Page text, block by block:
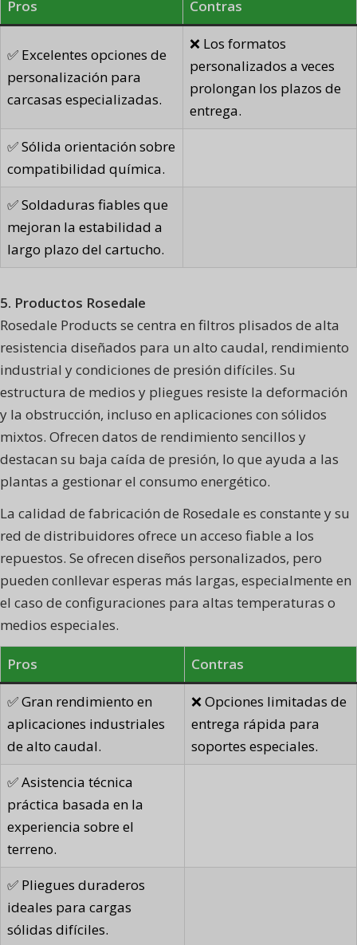
Pros Contras
✅ Excelentes opciones de
personalización para
carcasas especializadas.
❌ Los formatos
personalizados a veces
prolongan los plazos de
entrega.
✅ Sólida orientación sobre
compatibilidad química.
✅ Soldaduras fiables que
mejoran la estabilidad a
largo plazo del cartucho.
5. Productos Rosedale
Rosedale Products se centra en filtros plisados de alta
resistencia diseñados para un alto caudal, rendimiento
industrial y condiciones de presión difíciles. Su
estructura de medios y pliegues resiste la deformación
y la obstrucción, incluso en aplicaciones con sólidos
mixtos. Ofrecen datos de rendimiento sencillos y
destacan su baja caída de presión, lo que ayuda a las
plantas a gestionar el consumo energético.
La calidad de fabricación de Rosedale es constante y su
red de distribuidores ofrece un acceso fiable a los
repuestos. Se ofrecen diseños personalizados, pero
pueden conllevar esperas más largas, especialmente en
el caso de configuraciones para altas temperaturas o
medios especiales.
Pros Contras
✅ Gran rendimiento en
aplicaciones industriales
de alto caudal.
❌ Opciones limitadas de
entrega rápida para
soportes especiales.
✅ Asistencia técnica
práctica basada en la
experiencia sobre el
terreno.
✅ Pliegues duraderos
ideales para cargas
sólidas difíciles.